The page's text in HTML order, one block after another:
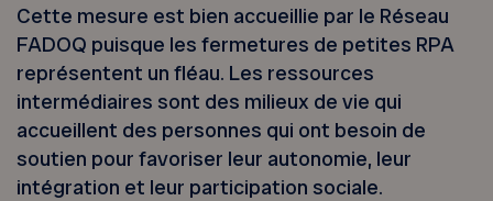
Cette mesure est bien accueillie par le Réseau
FADOQ puisque les fermetures de petites RPA
représentent un fléau. Les ressources
intermédiaires sont des milieux de vie qui
accueillent des personnes qui ont besoin de
soutien pour favoriser leur autonomie, leur
intégration et leur participation sociale.